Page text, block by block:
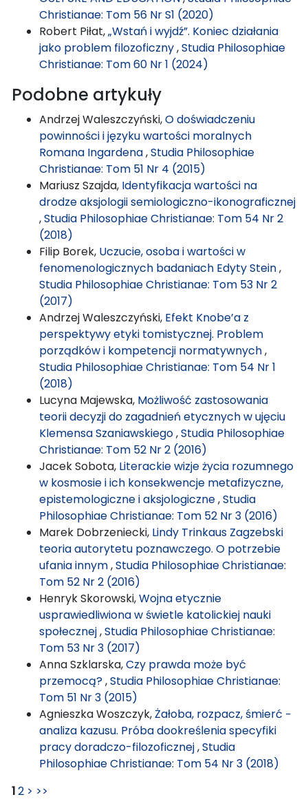
Christianae: Tom 56 Nr S1 (2020)
Robert Piłat,„Wstań i wyjdź”. Koniec działania
jako problem filozoficzny,Studia Philosophiae
Christianae: Tom 60 Nr 1 (2024)
Podobne artykuły
Andrzej Waleszczyński,O doświadczeniu
powinności i języku wartości moralnych
Romana Ingardena,Studia Philosophiae
Christianae: Tom 51 Nr 4 (2015)
Mariusz Szajda, Identyfikacja wartości na
drodze aksjologii semiologiczno-ikonograficznej
,Studia Philosophiae Christianae: Tom 54 Nr 2
(2018)
Filip Borek, Uczucie, osoba i wartości w
fenomenologicznych badaniach Edyty Stein,
Studia Philosophiae Christianae: Tom 53 Nr 2
(2017)
Andrzej Waleszczyński, Efekt Knobe’a z
perspektywy etyki tomistycznej. Problem
porządków i kompetencji normatywnych,
Studia Philosophiae Christianae: Tom 54 Nr 1
(2018)
Lucyna Majewska, Możliwość zastosowania
teorii decyzji do zagadnień etycznych w ujęciu
Klemensa Szaniawskiego,Studia Philosophiae
Christianae: Tom 52 Nr 2 (2016)
Jacek Sobota, Literackie wizje życia rozumnego
w kosmosie i ich konsekwencje metafizyczne,
epistemologiczne i aksjologiczne,Studia
Philosophiae Christianae: Tom 52 Nr 3 (2016)
Marek Dobrzeniecki, Lindy Trinkaus Zagzebski
teoria autorytetu poznawczego. O potrzebie
ufania innym,Studia Philosophiae Christianae:
Tom 52 Nr 2 (2016)
Henryk Skorowski,Wojna etycznie
usprawiedliwiona w świetle katolickiej nauki
społecznej,Studia Philosophiae Christianae:
Tom 53 Nr 3 (2017)
Anna Szklarska,Czy prawda może być
przemocą?,Studia Philosophiae Christianae:
Tom 51 Nr 3 (2015)
Agnieszka Woszczyk,Żałoba, rozpacz, śmierć −
analiza kazusu. Próba dookreślenia specyfiki
pracy doradczo-filozoficznej,Studia
Philosophiae Christianae: Tom 54 Nr 3 (2018)
12 > >>